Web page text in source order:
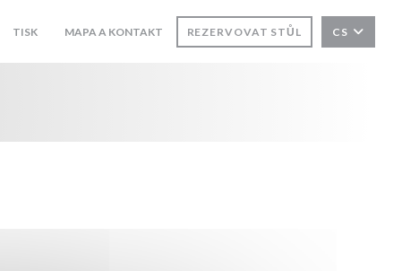
TISK
((OTEVŘE SE V NOVÉM OKNĚ))
MAPA A KONTAKT REZERVOVAT STŮL CS